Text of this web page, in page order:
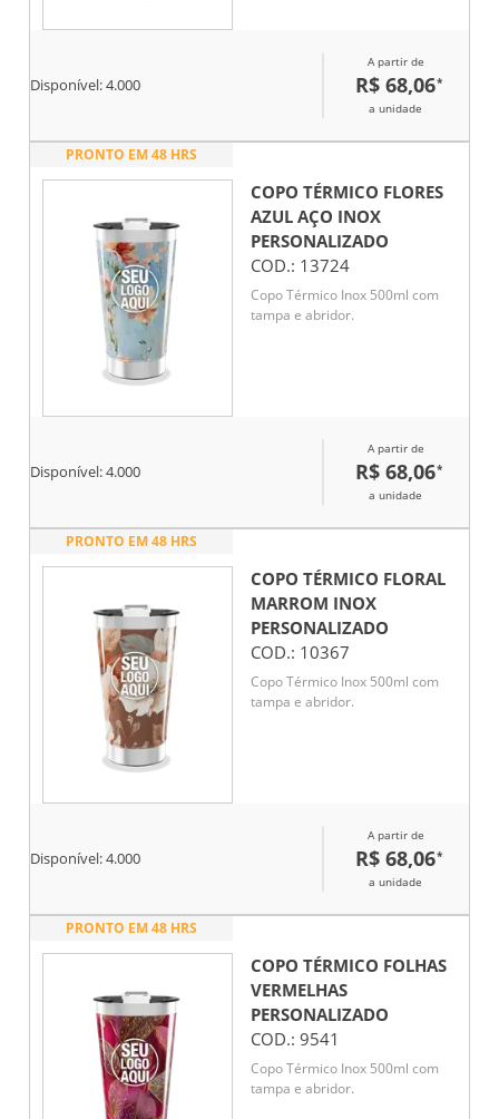
Disponível:4.000
A partir de
R$ 68,06*
a unidade
PRONTO EM 48 HRS
COPO TÉRMICO FLORES
AZUL AÇO INOX
PERSONALIZADO
COD.: 13724
Copo Térmico Inox 500ml com
tampa e abridor.
Disponível:4.000
A partir de
R$ 68,06*
a unidade
PRONTO EM 48 HRS
COPO TÉRMICO FLORAL
MARROM INOX
PERSONALIZADO
COD.: 10367
Copo Térmico Inox 500ml com
tampa e abridor.
Disponível:4.000
A partir de
R$ 68,06*
a unidade
PRONTO EM 48 HRS
COPO TÉRMICO FOLHAS
VERMELHAS
PERSONALIZADO
COD.: 9541
Copo Térmico Inox 500ml com
tampa e abridor.